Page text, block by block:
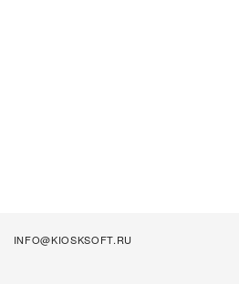
INFO@KIOSKSOFT.RU